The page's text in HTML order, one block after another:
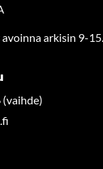
arkisin 9-15.